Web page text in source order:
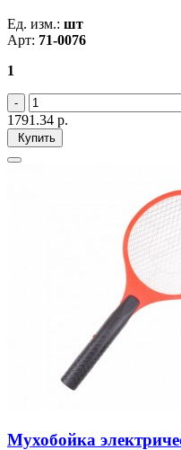
Ед. изм.: шт
Арт: 71-0076
1
1791.34 р.
Купить
Мухобойка